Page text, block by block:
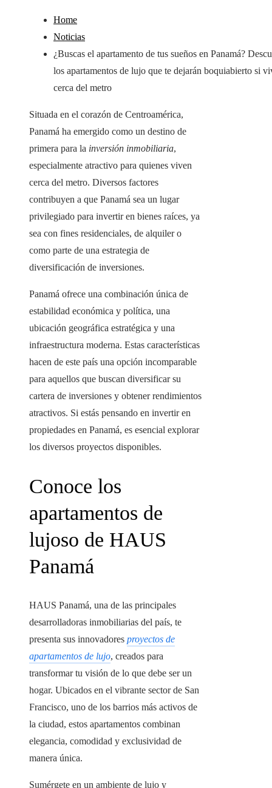
Home
Noticias
¿Buscas el apartamento de tus sueños en Panamá?
los apartamentos de lujo que te dejarán boquiabierto si
cerca del metro
Situada en el corazón de Centroamérica,
Panamá ha emergido como un destino de
primera para la inversión inmobiliaria,
especialmente atractivo para quienes viven
cerca del metro. Diversos factores
contribuyen a que Panamá sea un lugar
privilegiado para invertir en bienes raíces, ya
sea con fines residenciales, de alquiler o
como parte de una estrategia de
diversificación de inversiones.
Panamá ofrece una combinación única de
estabilidad económica y política, una
ubicación geográfica estratégica y una
infraestructura moderna. Estas características
hacen de este país una opción incomparable
para aquellos que buscan diversificar su
cartera de inversiones y obtener rendimientos
atractivos. Si estás pensando en invertir en
propiedades en Panamá, es esencial explorar
los diversos proyectos disponibles.
Conoce los
apartamentos de
lujoso de HAUS
Panamá
HAUS Panamá, una de las principales
desarrolladoras inmobiliarias del país, te
presenta sus innovadores proyectos de
apartamentos de lujo, creados para
transformar tu visión de lo que debe ser un
hogar. Ubicados en el vibrante sector de San
Francisco, uno de los barrios más activos de
la ciudad, estos apartamentos combinan
elegancia, comodidad y exclusividad de
manera única.
Sumérgete en un ambiente de lujo y